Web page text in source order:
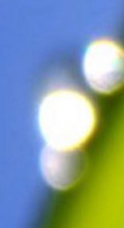
的捕魚季節就會比較長，而漁
民們的收入也會相對提高呢！